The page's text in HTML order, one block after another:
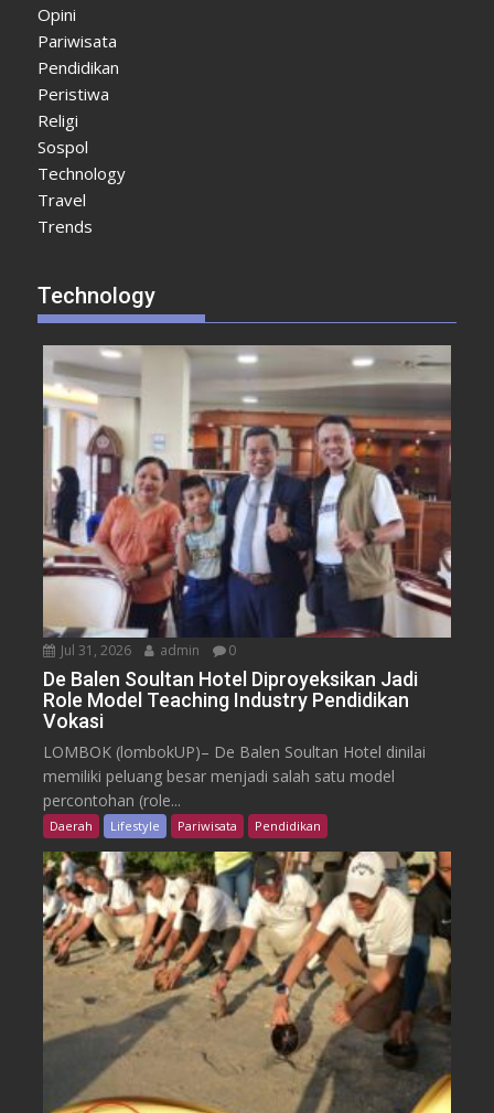
Opini
Pariwisata
Pendidikan
Peristiwa
Religi
Sospol
Technology
Travel
Trends
Technology
Jul 31, 2026 admin 0
De Balen Soultan Hotel Diproyeksikan Jadi
Role Model Teaching Industry Pendidikan
Vokasi
LOMBOK (lombokUP)– De Balen Soultan Hotel dinilai
memiliki peluang besar menjadi salah satu model
percontohan (role...
Daerah Lifestyle Pariwisata Pendidikan